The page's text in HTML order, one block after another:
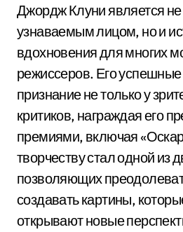
Джордж Клуни является не
узнаваемым лицом, но и
вдохновения для многих
режиссеров. Его
признание не только у
критиков, награждая его
премиями, включая
творчеству стал одной из
позволяющих
создавать картины,
открывают новые